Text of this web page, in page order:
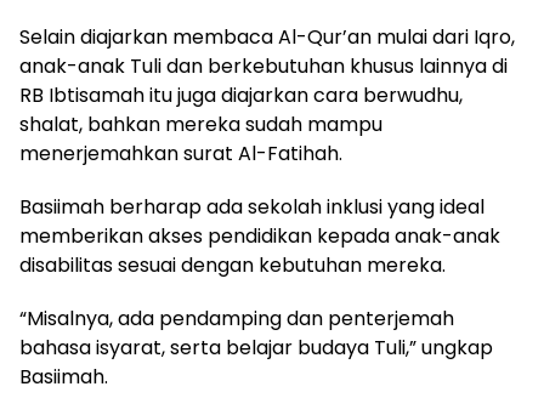
Selain diajarkan membaca Al-Qur’an mulai dari Iqro,
anak-anak Tuli dan berkebutuhan khusus lainnya di
RB Ibtisamah itu juga diajarkan cara berwudhu,
shalat, bahkan mereka sudah mampu
menerjemahkan surat Al-Fatihah.
Basiimah berharap ada sekolah inklusi yang ideal
memberikan akses pendidikan kepada anak-anak
disabilitas sesuai dengan kebutuhan mereka.
“Misalnya, ada pendamping dan penterjemah
bahasa isyarat, serta belajar budaya Tuli,” ungkap
Basiimah.